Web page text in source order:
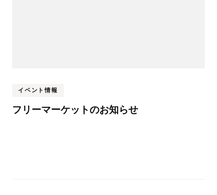
イベント情報
フリーマーケットのお知らせ